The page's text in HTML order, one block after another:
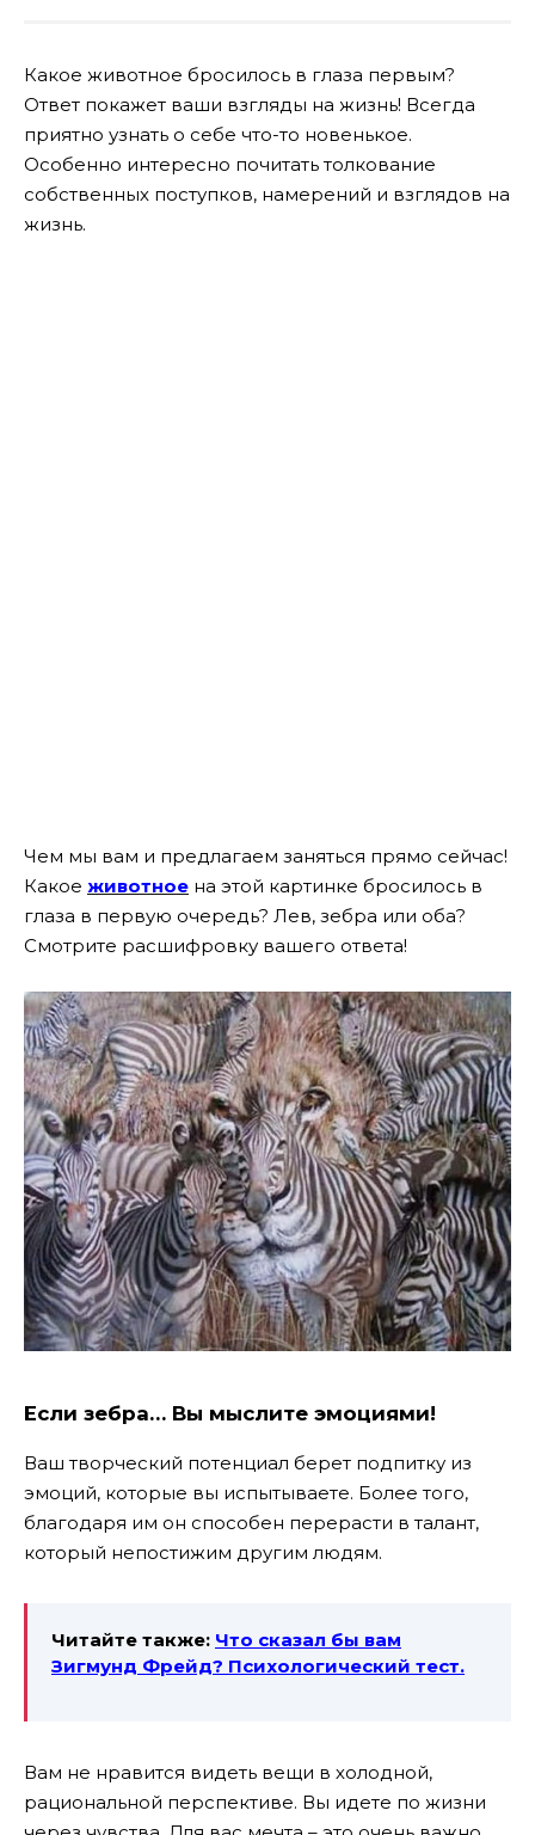
Какое животное бросилось в глаза первым?
Ответ покажет ваши взгляды на жизнь! Всегда
приятно узнать о себе что-то новенькое.
Особенно интересно почитать толкование
собственных поступков, намерений и взглядов на
жизнь.
Чем мы вам и предлагаем заняться прямо сейчас!
Какое животное на этой картинке бросилось в
глаза в первую очередь? Лев, зебра или оба?
Смотрите расшифровку вашего ответа!
Если зебра… Вы мыслите эмоциями!
Ваш творческий потенциал берет подпитку из
эмоций, которые вы испытываете. Более того,
благодаря им он способен перерасти в талант,
который непостижим другим людям.
Читайте также: Что сказал бы вам
Зигмунд Фрейд? Психологический тест.
Вам не нравится видеть вещи в холодной,
рациональной перспективе. Вы идете по жизни